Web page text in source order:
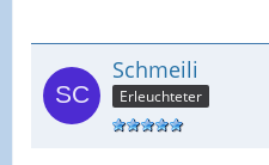
Schmeili
Erleuchteter